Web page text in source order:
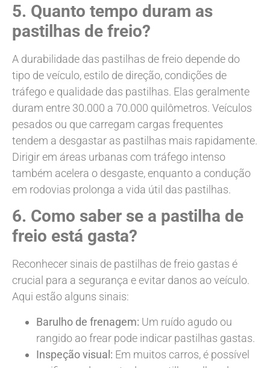
5. Quanto tempo duram as
pastilhas de freio?
A durabilidade das pastilhas de freio depende do
tipo de veículo, estilo de direção, condições de
tráfego e qualidade das pastilhas. Elas geralmente
duram entre 30.000 a 70.000 quilômetros. Veículos
pesados ou que carregam cargas frequentes
tendem a desgastar as pastilhas mais rapidamente.
Dirigir em áreas urbanas com tráfego intenso
também acelera o desgaste, enquanto a condução
em rodovias prolonga a vida útil das pastilhas.
6. Como saber se a pastilha de
freio está gasta?
Reconhecer sinais de pastilhas de freio gastas é
crucial para a segurança e evitar danos ao veículo.
Aqui estão alguns sinais:
Barulho de frenagem: Um ruído agudo ou
rangido ao frear pode indicar pastilhas gastas.
Inspeção visual: Em muitos carros, é possível